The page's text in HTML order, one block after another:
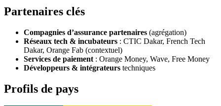
Partenaires clés
Compagnies d’assurance partenaires (agrégation)
Réseaux tech & incubateurs : CTIC Dakar, French Tech
Dakar, Orange Fab (contextuel)
Services de paiement : Orange Money, Wave, Free Money
Développeurs & intégrateurs techniques
Profils de pays